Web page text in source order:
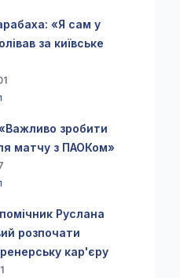
«Я сам у
за київське
зробити
матчу з ПАОКом»
Руслана
розпочати
кар'єру